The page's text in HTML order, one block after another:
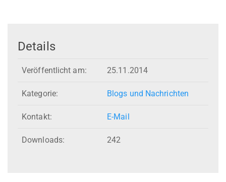
Details
Veröffentlicht am: 25.11.2014
Kategorie: Blogs und Nachrichten
Kontakt: E-Mail
Downloads: 242